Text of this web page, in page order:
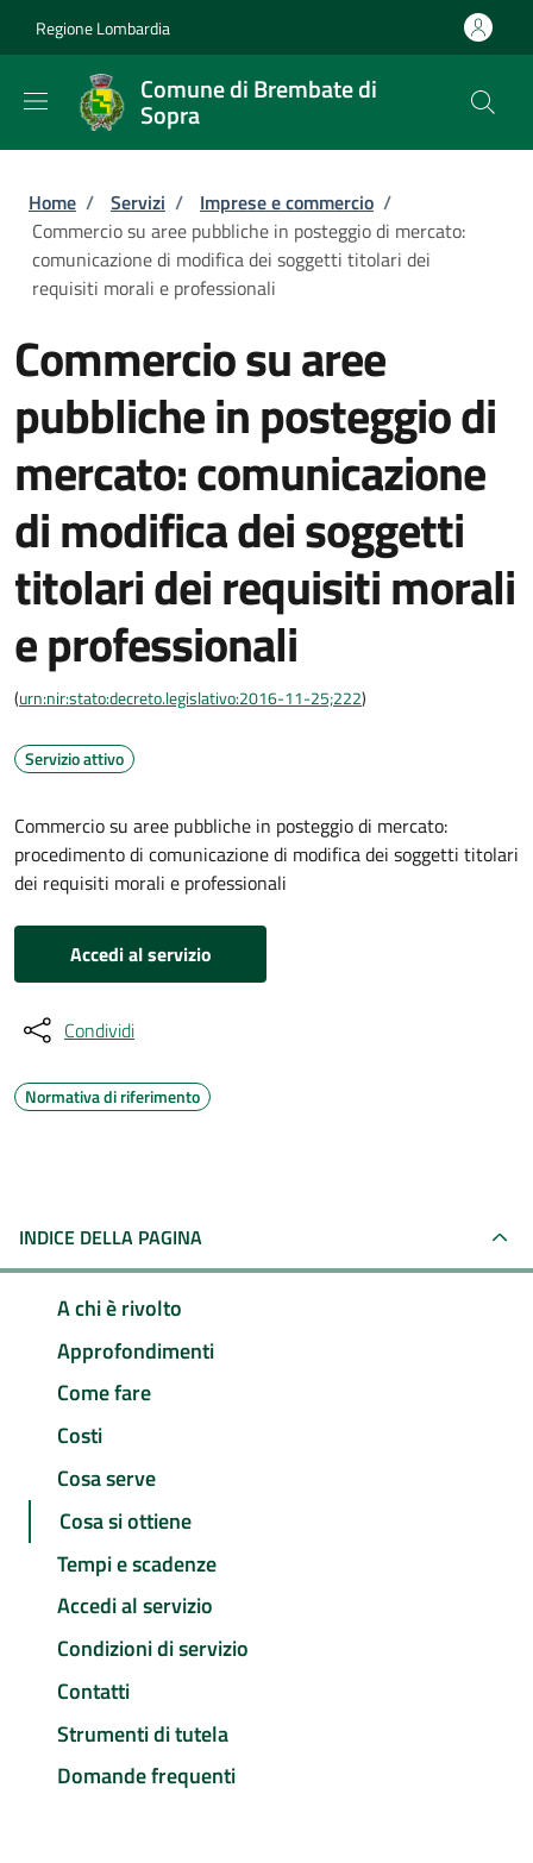
Regione Lombardia
Comune di Brembate di
Sopra
Briciole di pane
Home / Servizi / Imprese e commercio /
Commercio su aree pubbliche in posteggio di mercato:
comunicazione di modifica dei soggetti titolari dei
requisiti morali e professionali
Commercio su aree
pubbliche in posteggio di
mercato: comunicazione
di modifica dei soggetti
titolari dei requisiti morali
e professionali
(urn:nir:stato:decreto.legislativo:2016-11-25;222)
Servizio attivo
Commercio su aree pubbliche in posteggio di mercato:
procedimento di comunicazione di modifica dei soggetti titolari
dei requisiti morali e professionali
Accedi al servizio
Condividi
Normativa di riferimento
INDICE DELLA PAGINA
A chi è rivolto
Approfondimenti
Come fare
Costi
Cosa serve
Cosa si ottiene
Tempi e scadenze
Accedi al servizio
Condizioni di servizio
Contatti
Strumenti di tutela
Domande frequenti